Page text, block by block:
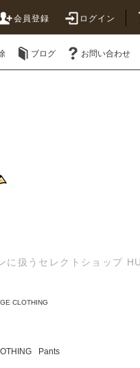
会員登録 ログイン
ブログ お問い合わせ
に扱うセレクトショップ
CLOTHING
Pants